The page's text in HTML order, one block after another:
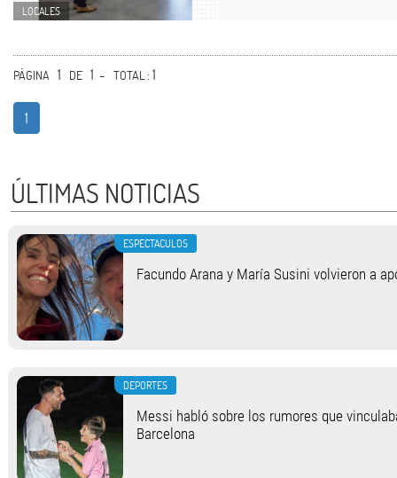
LOCALES
PÁGINA 1 DE 1 - TOTAL: 1
1
ÚLTIMAS NOTICIAS
ESPECTACULOS
Facundo Arana y María Susini volvieron a
DEPORTES
Messi habló sobre los rumores que
Barcelona